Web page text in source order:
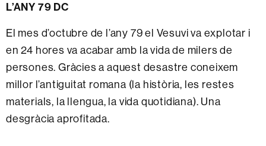
L’ANY 79 DC
El mes d’octubre de l’any 79 el Vesuvi va explotar i
en 24 hores va acabar amb la vida de milers de
persones. Gràcies a aquest desastre coneixem
millor l’antiguitat romana (la història, les restes
materials, la llengua, la vida quotidiana). Una
desgràcia aprofitada.